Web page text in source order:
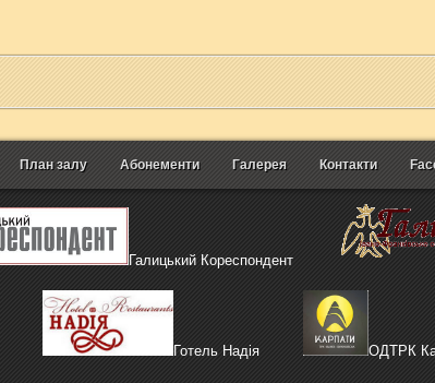
План залу Абонементи Галерея Контакти
Галицький Кореспондент
Готель Надія ОДТРК